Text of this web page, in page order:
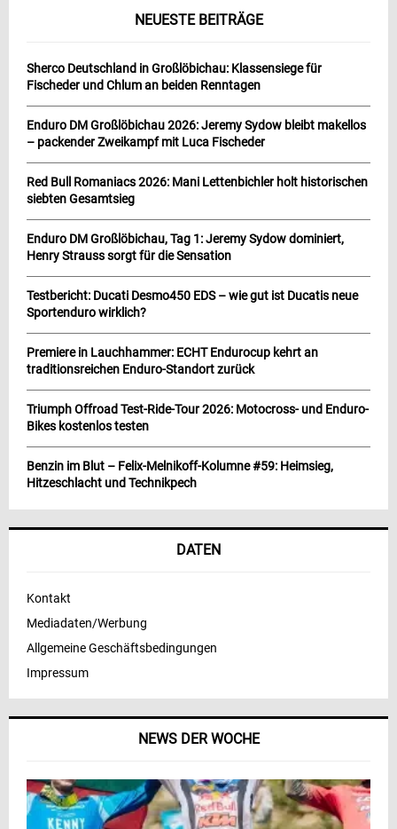
NEWS DER WOCHE
NEUESTE BEITRÄGE
Sherco Deutschland in Großlöbichau: Klassensiege für
Fischeder und Chlum an beiden Renntagen
Enduro DM Großlöbichau 2026: Jeremy Sydow bleibt makellos
– packender Zweikampf mit Luca Fischeder
Red Bull Romaniacs 2026: Mani Lettenbichler holt historischen
siebten Gesamtsieg
Enduro DM Großlöbichau, Tag 1: Jeremy Sydow dominiert,
Henry Strauss sorgt für die Sensation
Testbericht: Ducati Desmo450 EDS – wie gut ist Ducatis neue
Sportenduro wirklich?
Premiere in Lauchhammer: ECHT Endurocup kehrt an
traditionsreichen Enduro-Standort zurück
Triumph Offroad Test-Ride-Tour 2026: Motocross- und Enduro-
Bikes kostenlos testen
Benzin im Blut – Felix-Melnikoff-Kolumne #59: Heimsieg,
Hitzeschlacht und Technikpech
DATEN
Kontakt
Mediadaten/Werbung
Allgemeine Geschäftsbedingungen
Impressum